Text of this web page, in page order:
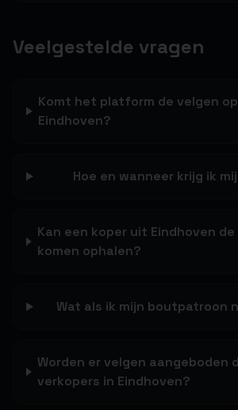
Veelgestelde vragen
Komt het platform de velgen
Eindhoven?
Hoe en wanneer krijg ik
Kan een koper uit Eindhoven
komen ophalen?
Wat als ik mijn boutpatroon
Worden er velgen aangeboden
verkopers in Eindhoven?